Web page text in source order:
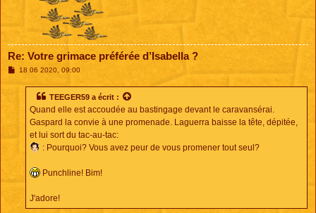
Re: Votre grimace préférée d’Isabella ?
M18 06 2020, 09:00
TEEGER59 a écrit :
Quand elle est accoudée au bastingage devant le caravansérai.
Gaspard la convie à une promenade. Laguerra baisse la tête, dépitée,
et lui sort du tac-au-tac:
: Pourquoi? Vous avez peur de vous promener tout seul?
Punchline! Bim!
J'adore!